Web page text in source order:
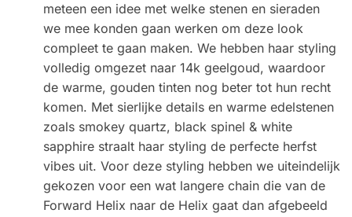
meteen een idee met welke stenen en sieraden
we mee konden gaan werken om deze look
compleet te gaan maken. We hebben haar styling
volledig omgezet naar 14k geelgoud, waardoor
de warme, gouden tinten nog beter tot hun recht
komen. Met sierlijke details en warme edelstenen
zoals smokey quartz, black spinel & white
sapphire straalt haar styling de perfecte herfst
vibes uit. Voor deze styling hebben we uiteindelijk
gekozen voor een wat langere chain die van de
Forward Helix naar de Helix gaat dan afgebeeld